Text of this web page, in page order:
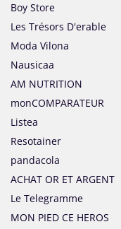
Boy Store
Les Trésors D'erable
Moda Vilona
Nausicaa
AM NUTRITION
monCOMPARATEUR
Listea
Resotainer
pandacola
ACHAT OR ET ARGENT
Le Telegramme
MON PIED CE HEROS